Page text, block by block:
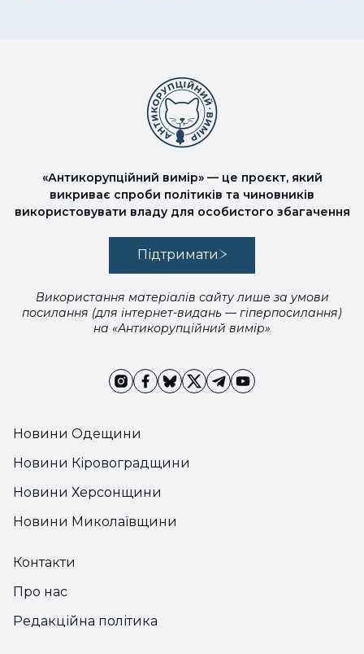
Новини Одещини
Новини Кіровоградщини
Новини Херсонщини
Новини Миколаївщини
«Антикорупційний вимір» — це проєкт, який
викриває спроби політиків та чиновників
використовувати владу для особистого збагачення
Підтримати
Використання матеріалів сайту лише за умови
посилання (для інтернет-видань — гіперпосилання)
на «Антикорупційний вимір»
Контакти
Про нас
Редакційна політика